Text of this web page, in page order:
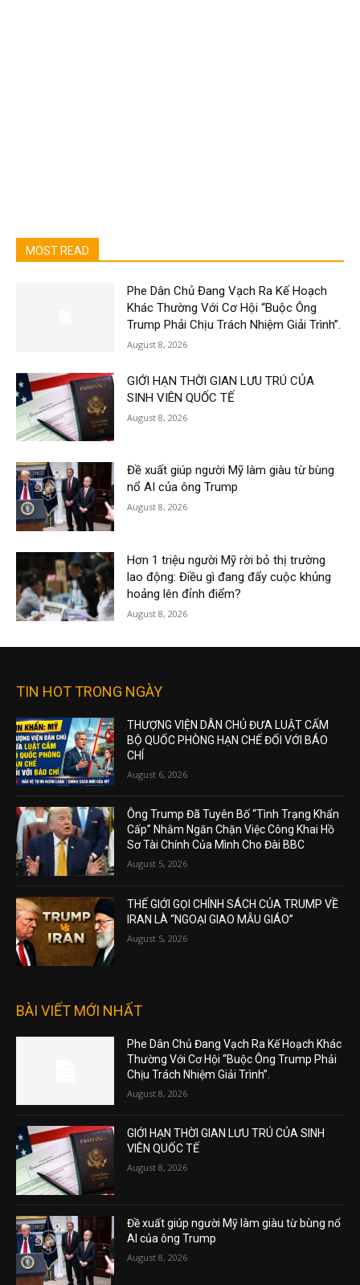
MOST READ
Phe Dân Chủ Đang Vạch Ra Kế Hoạch
Khác Thường Với Cơ Hội “Buộc Ông
Trump Phải Chịu Trách Nhiệm Giải Trình”.
August 8, 2026
GIỚI HẠN THỜI GIAN LƯU TRÚ CỦA
SINH VIÊN QUỐC TẾ
August 8, 2026
Đề xuất giúp người Mỹ làm giàu từ bùng
nổ AI của ông Trump
August 8, 2026
Hơn 1 triệu người Mỹ rời bỏ thị trường
lao động: Điều gì đang đẩy cuộc khủng
hoảng lên đỉnh điểm?
August 8, 2026
TIN HOT TRONG NGÀY
THƯỢNG VIỆN DÂN CHỦ ĐƯA LUẬT CẤM
BỘ QUỐC PHÒNG HẠN CHẾ ĐỐI VỚI BÁO
CHÍ
August 6, 2026
Ông Trump Đã Tuyên Bố “Tình Trạng Khẩn
Cấp” Nhằm Ngăn Chặn Việc Công Khai Hồ
Sơ Tài Chính Của Mình Cho Đài BBC
August 5, 2026
THẾ GIỚI GỌI CHÍNH SÁCH CỦA TRUMP VỀ
IRAN LÀ “NGOẠI GIAO MẪU GIÁO”
August 5, 2026
BÀI VIẾT MỚI NHẤT
Phe Dân Chủ Đang Vạch Ra Kế Hoạch Khác
Thường Với Cơ Hội “Buộc Ông Trump Phải
Chịu Trách Nhiệm Giải Trình”.
August 8, 2026
GIỚI HẠN THỜI GIAN LƯU TRÚ CỦA SINH
VIÊN QUỐC TẾ
August 8, 2026
Đề xuất giúp người Mỹ làm giàu từ bùng nổ
AI của ông Trump
August 8, 2026